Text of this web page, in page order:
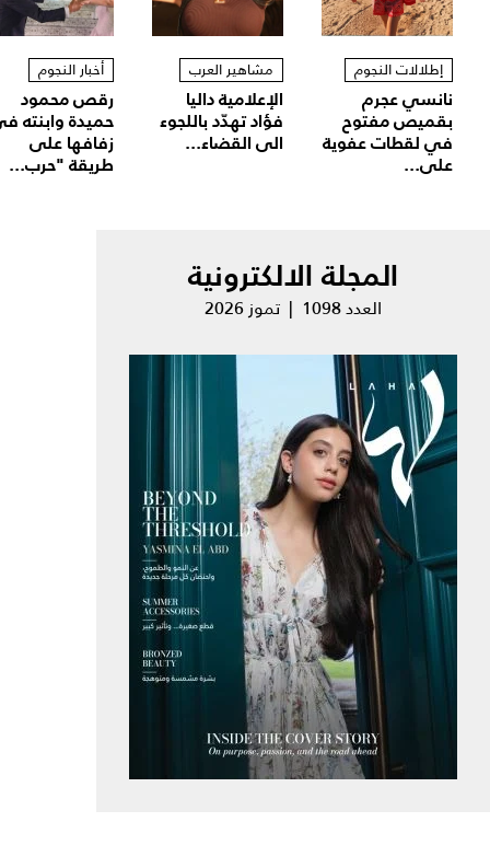
إطلالات النجوم
نانسي عجرم
بقميص مفتوح
في لقطات عفوية
على...
مشاهير العرب
الإعلامية داليا
فؤاد تهدّد باللجوء
الى القضاء...
أخبار النجوم
رقص محمود
حميدة وابنته
زفافها على
طريقة "حرب...
المجلة الالكترونية
العدد 1098 | تموز 2026